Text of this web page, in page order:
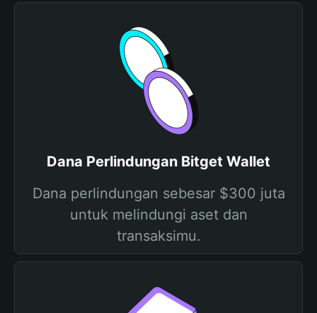
Dana Perlindungan Bitget Wallet
Dana perlindungan sebesar $300 juta
untuk melindungi aset dan
transaksimu.